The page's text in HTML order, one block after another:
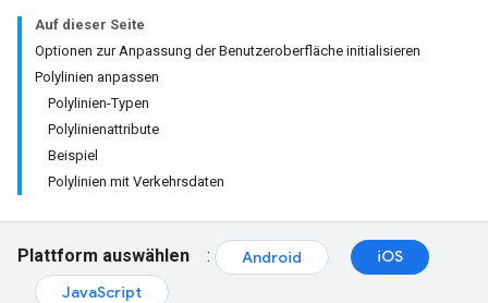
Auf dieser Seite
Optionen zur Anpassung der Benutzeroberfläche initialisieren
Polylinien anpassen
Polylinien-Typen
Polylinienattribute
Beispiel
Polylinien mit Verkehrsdaten
Plattform auswählen : Android
iOS
JavaScript